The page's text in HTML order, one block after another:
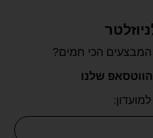
המבצעים הכי חמים?
שלנו